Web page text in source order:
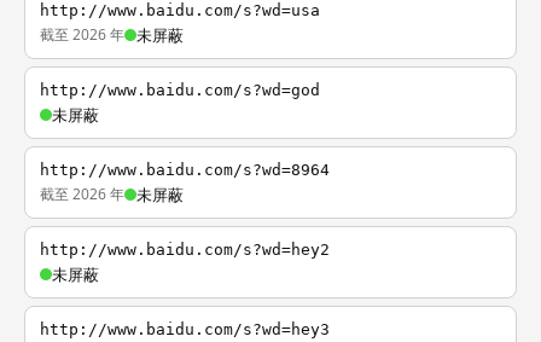
http://www.baidu.com/s?wd=usa
截至 2026 年 未屏蔽
http://www.baidu.com/s?wd=god
未屏蔽
http://www.baidu.com/s?wd=8964
截至 2026 年 未屏蔽
http://www.baidu.com/s?wd=hey2
未屏蔽
http://www.baidu.com/s?wd=hey3